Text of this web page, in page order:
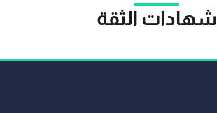
شهادات الثقة